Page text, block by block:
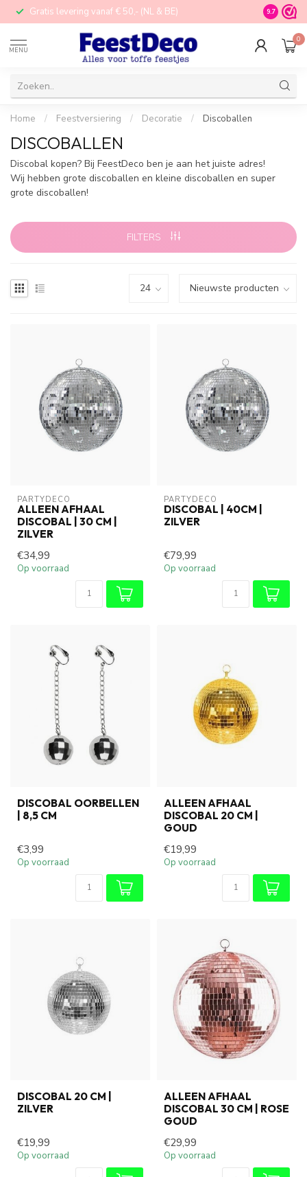
Gratis levering vanaf € 50,- (NL & BE) STORE in
9.7
MENU
0
Home / Feestversiering / Decoratie / Discoballen
DISCOBALLEN
Discobal kopen? Bij FeestDeco ben je aan het juiste adres!
Wij hebben grote discoballen en kleine discoballen en super
grote discoballen!
FILTERS
PARTYDECO
ALLEEN AFHAAL
DISCOBAL | 30 CM |
ZILVER
€34,99
Op voorraad
PARTYDECO
DISCOBAL | 40CM |
ZILVER
€79,99
Op voorraad
DISCOBAL OORBELLEN
| 8,5 CM
€3,99
Op voorraad
ALLEEN AFHAAL
DISCOBAL 20 CM |
GOUD
€19,99
Op voorraad
DISCOBAL 20 CM |
ZILVER
€19,99
Op voorraad
ALLEEN AFHAAL
DISCOBAL 30 CM | ROSE
GOUD
€29,99
Op voorraad